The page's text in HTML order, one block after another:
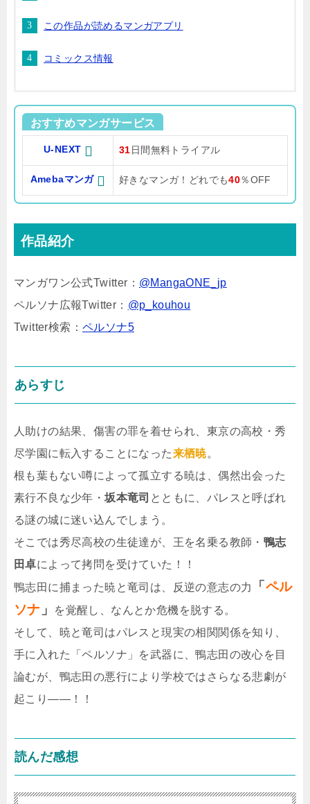
この作品が読めるマンガアプリ
コミックス情報
おすすめマンガサービス
U-NEXT 31 日間無料トライアル
Amebaマンガ 好きなマンガ！どれでも40％OFF
作品紹介
マンガワン公式Twitter： @MangaONE_jp
ペルソナ広報Twitter： @p_kouhou
Twitter検索： ペルソナ5
あらすじ
人助けの結果、傷害の罪を着せられ、東京の高校・秀
尽学園に転入することになった来栖暁。
根も葉もない噂によって孤立する暁は、偶然出会った
素行不良な少年・坂本竜司 とともに、パレスと呼ばれ
る謎の城に迷い込んでしまう。
そこでは秀尽高校の生徒達が、王を名乗る教師・ 鴨志
田卓によって拷問を受けていた！！
鴨志田に捕まった暁と竜司は、反逆の意志の力
「 ペル
ソナ 」
を覚醒し、なんとか危機を脱する。
そして、暁と竜司はパレスと現実の相関関係を知り、
手に入れた「ペルソナ」を武器に、鴨志田の改心を目
論むが、鴨志田の悪行により学校ではさらなる悲劇が
起こり――！！
読んだ感想